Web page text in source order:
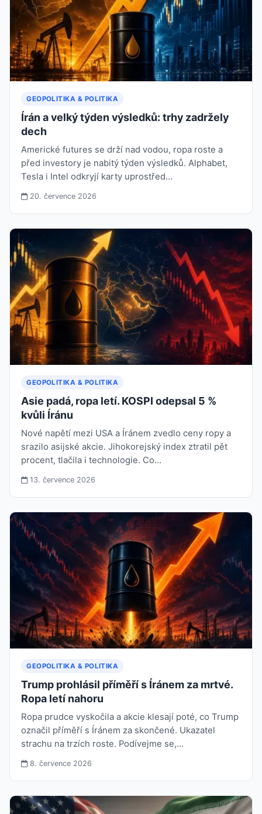
GEOPOLITIKA & POLITIKA
Írán a velký týden výsledků: trhy zadržely
dech
Americké futures se drží nad vodou, ropa roste a
před investory je nabitý týden výsledků. Alphabet,
Tesla i Intel odkryjí karty uprostřed…
20. července 2026
GEOPOLITIKA & POLITIKA
Asie padá, ropa letí. KOSPI odepsal 5 %
kvůli Íránu
Nové napětí mezi USA a Íránem zvedlo ceny ropy a
srazilo asijské akcie. Jihokorejský index ztratil pět
procent, tlačila i technologie. Co…
13. července 2026
GEOPOLITIKA & POLITIKA
Trump prohlásil příměří s Íránem za mrtvé.
Ropa letí nahoru
Ropa prudce vyskočila a akcie klesají poté, co Trump
označil příměří s Íránem za skončené. Ukazatel
strachu na trzích roste. Podívejme se,…
8. července 2026